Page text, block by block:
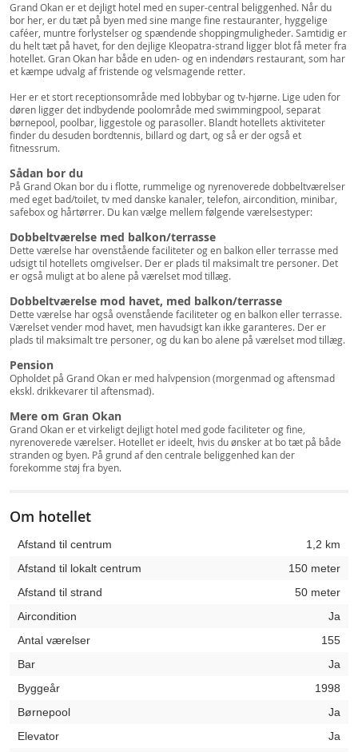
Grand Okan er et dejligt hotel med en super-central beliggenhed. Når du
bor her, er du tæt på byen med sine mange fine restauranter, hyggelige
caféer, muntre forlystelser og spændende shoppingmuligheder. Samtidig er
du helt tæt på havet, for den dejlige Kleopatra-strand ligger blot få meter fra
hotellet. Gran Okan har både en uden- og en indendørs restaurant, som har
et kæmpe udvalg af fristende og velsmagende retter.
Her er et stort receptionsområde med lobbybar og tv-hjørne. Lige uden for
døren ligger det indbydende poolområde med swimmingpool, separat
børnepool, poolbar, liggestole og parasoller. Blandt hotellets aktiviteter
finder du desuden bordtennis, billard og dart, og så er der også et
fitnessrum.
Sådan bor du
På Grand Okan bor du i flotte, rummelige og nyrenoverede dobbeltværelser
med eget bad/toilet, tv med danske kanaler, telefon, aircondition, minibar,
safebox og hårtørrer. Du kan vælge mellem følgende værelsestyper:
Dobbeltværelse med balkon/terrasse
Dette værelse har ovenstående faciliteter og en balkon eller terrasse med
udsigt til hotellets omgivelser. Der er plads til maksimalt tre personer. Det
er også muligt at bo alene på værelset mod tillæg.
Dobbeltværelse mod havet, med balkon/terrasse
Dette værelse har også ovenstående faciliteter og en balkon eller terrasse.
Værelset vender mod havet, men havudsigt kan ikke garanteres. Der er
plads til maksimalt tre personer, og du kan bo alene på værelset mod tillæg.
Pension
Opholdet på Grand Okan er med halvpension (morgenmad og aftensmad
ekskl. drikkevarer til aftensmad).
Mere om Gran Okan
Grand Okan er et virkeligt dejligt hotel med gode faciliteter og fine,
nyrenoverede værelser. Hotellet er ideelt, hvis du ønsker at bo tæt på både
stranden og byen. På grund af den centrale beliggenhed kan der
forekomme støj fra byen.
Om hotellet
Afstand til centrum
1,2 km
Afstand til lokalt centrum
150 meter
Afstand til strand
50 meter
Aircondition
Ja
Antal værelser
155
Bar
Ja
Byggeår
1998
Børnepool
Ja
Elevator
Ja